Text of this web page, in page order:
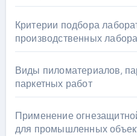
Критерии подбора
производственных
Виды пиломатериалов,
паркетных работ
Применение
для промышленных